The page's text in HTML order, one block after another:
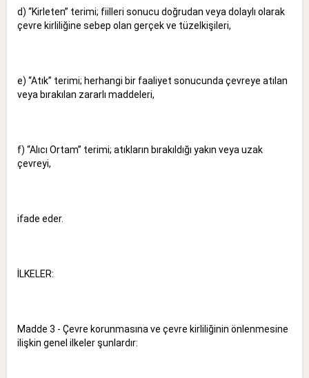
d) “Kirleten” terimi; fiilleri sonucu doğrudan veya dolaylı olarak
çevre kirliliğine sebep olan gerçek ve tüzelkişileri,
e) “Atık” terimi; herhangi bir faaliyet sonucunda çevreye atılan
veya bırakılan zararlı maddeleri,
f) “Alıcı Ortam” terimi; atıkların bırakıldığı yakın veya uzak
çevreyi,
ifade eder.
İLKELER:
Madde 3 - Çevre korunmasına ve çevre kirliliğinin önlenmesine
ilişkin genel ilkeler şunlardır: